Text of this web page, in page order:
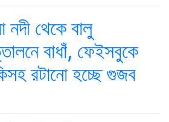
নদী থেকে বালু
বাধাঁ, ফেইসবুকে
রটানো হচ্ছে গুজব